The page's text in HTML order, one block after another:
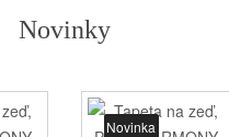
Novinky
Novinka